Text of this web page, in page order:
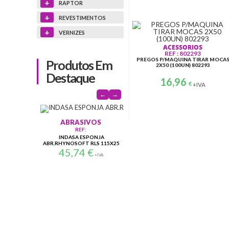
ACESSORIOS
REF : 802293
PREGOS P/MAQUINA TIRAR MOCAS
2X50 (100UN) 802293
16,96€ +IVA
+ RAPTOR
+ REVESTIMENTOS
+ VERNIZES
Produtos Em
Destaque
PROTEÇÃO PESSOAL
REF: SPM420
GVS PRE-FILTRO P/MASCARA
SPR401/503 (PACK 5 PAR)
11,36€ +IVA
← →